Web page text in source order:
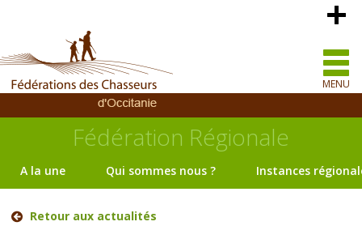
MENU
Fédération Régionale
A la une Qui sommes nous ? Instances
Retour aux actualités